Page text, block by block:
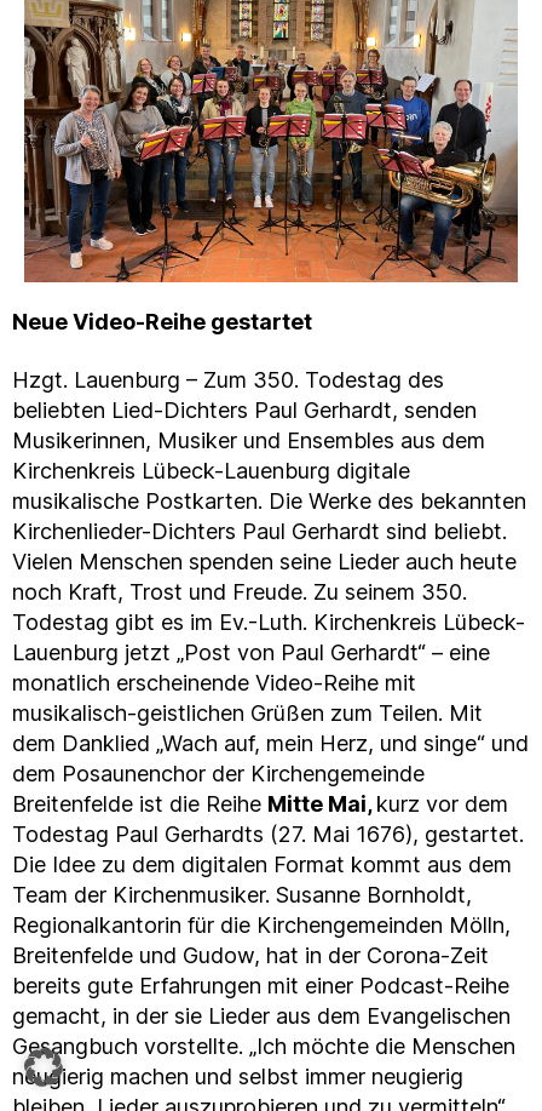
Neue Video-Reihe gestartet
Hzgt. Lauenburg – Zum 350. Todestag des
beliebten Lied-Dichters Paul Gerhardt, senden
Musikerinnen, Musiker und Ensembles aus dem
Kirchenkreis Lübeck-Lauenburg digitale
musikalische Postkarten. Die Werke des bekannten
Kirchenlieder-Dichters Paul Gerhardt sind beliebt.
Vielen Menschen spenden seine Lieder auch heute
noch Kraft, Trost und Freude. Zu seinem 350.
Todestag gibt es im Ev.-Luth. Kirchenkreis Lübeck-
Lauenburg jetzt „Post von Paul Gerhardt“ – eine
monatlich erscheinende Video-Reihe mit
musikalisch-geistlichen Grüßen zum Teilen. Mit
dem Danklied „Wach auf, mein Herz, und singe“ und
dem Posaunenchor der Kirchengemeinde
Breitenfelde ist die Reihe Mitte Mai,kurz vor dem
Todestag Paul Gerhardts (27. Mai 1676), gestartet.
Die Idee zu dem digitalen Format kommt aus dem
Team der Kirchenmusiker. Susanne Bornholdt,
Regionalkantorin für die Kirchengemeinden Mölln,
Breitenfelde und Gudow, hat in der Corona-Zeit
bereits gute Erfahrungen mit einer Podcast-Reihe
gemacht, in der sie Lieder aus dem Evangelischen
Gesangbuch vorstellte. „Ich möchte die Menschen
neugierig machen und selbst immer neugierig